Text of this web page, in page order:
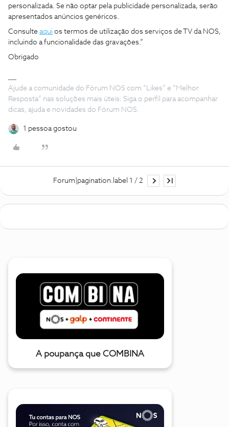
personalizada. Se não optar pela publicidade personalizada, serão
apresentados anúncios genéricos.
Consulte aqui os termos de utilização dos serviços de TV da NOS,
incluindo a funcionalidade das gravações.”
Obrigado
Ajude a comunidade do Fórum NOS com “Likes” e “Melhor
Resposta” nas soluções mais úteis. Siga o perfil para acompanhar
dicas, ajuda e novidades do Fórum NOS.
1 pessoa gostou
Forum|pagination.label 1 / 2
A poupança que COMBINA